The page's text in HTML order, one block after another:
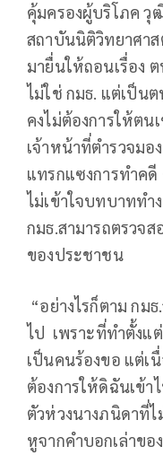
คุ้มครองผู้บริโภค วุ
สถาบันนิติวิทยาศาส
มายื่นให้ถอนเรื่อง
ไม่ใช่ กมธ. แต่เป็นต
คงไม่ต้องการให้ตน
เจ้าหน้าที่ตำรวจมอ
แทรกแซงการทำคดี
ไม่เข้าใจบทบาททำ
กมธ.สามารถตรวจ
ของประชาชน
“อย่างไรก็ตาม กม
ไป เพราะที่ทำตั้งแ
เป็นคนร้องขอ แต่เ
ต้องการให้ดิฉันเข้า
ตัวห่วงนางภนิดาที่ไ
หูจากคำบอกเล่าข